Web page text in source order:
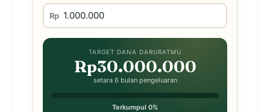
Rp
TARGET DANA DARURATMU
Rp30.000.000
setara 6 bulan pengeluaran
Terkumpul 0%